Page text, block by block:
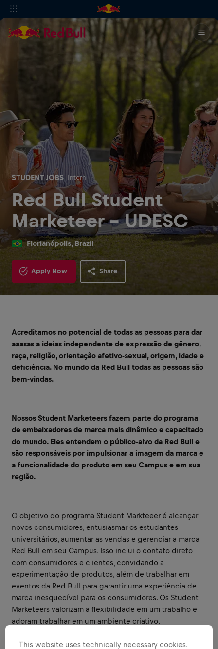
STUDENT JOBS Intern
Red Bull Student
Marketeer - UDESC
Florianópolis, Brazil
Apply Now Share
Acreditamos no potencial de todas as pessoas para dar
aaasas a ideias independente de expressão de gênero,
raça, religião, orientação afetivo-sexual, origem, idade e
deficiência. No mundo da Red Bull todas as pessoas são
bem-vindas.
Nossos Student Marketeers fazem parte do programa
de embaixadores de marca mais dinâmico e capacitado
do mundo. Eles entendem o público-alvo da Red Bull e
são responsáveis por impulsionar a imagem da marca e
a funcionalidade do produto em seu Campus e em sua
região.
O objetivo do programa Student Markteeer é alcançar
novos consumidores, entusiasmar os estudantes
universitários, aumentar as vendas e gerenciar a marca
Red Bull em seu Campus. Isso inclui o contato direto
com consumidores e clientes, convidando a
experimentação de produtos, além de trabalhar em
eventos da Red Bull para garantir uma experiência de
marca inesquecível para os consumidores. Os Student
Marketeers valorizam a flexibilidade em um trabalho e
adoram trabalhar em um ambiente criativo.
This website uses technically necessary cookies.